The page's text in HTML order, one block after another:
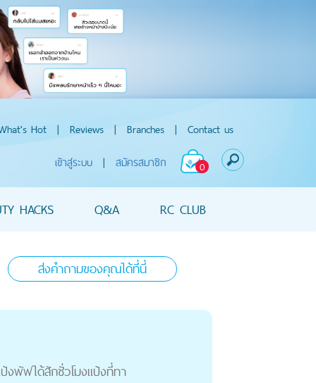
Hot | Reviews | Branches | Contact us
0
เข้าสู่ระบบ | สมัครสมาชิก
HACKS Q&A RC CLUB
ส่งคำถามของคุณได้ที่นี่
งพัฟได้สักชั่วโมงแป้งที่ทา